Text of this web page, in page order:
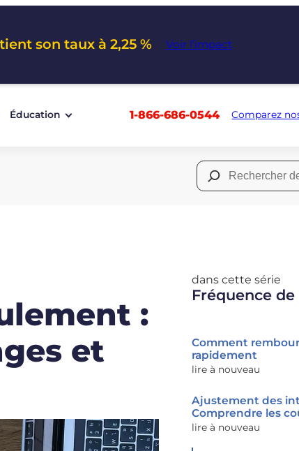
son taux à 2,25 % Voir l’impact
Éducation 1-866-686-0544 Comparez
Rechercher :
:
et
dans cette série
Fréquence
Comment
rapidement
lire à nouveau
Ajustement des
Comprendre les
lire à nouveau